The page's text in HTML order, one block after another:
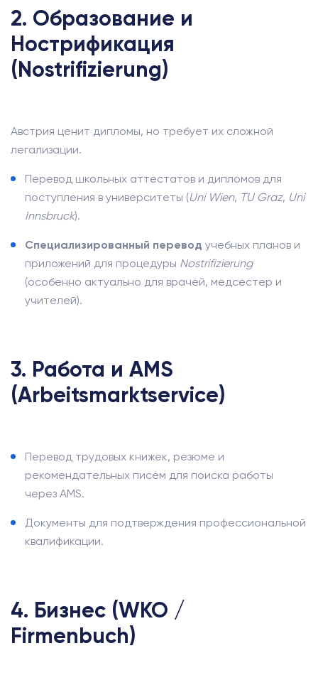
2. Образование и
Нострификация
(Nostrifizierung)
Австрия ценит дипломы, но требует их сложной
легализации.
Перевод школьных аттестатов и дипломов для
поступления в университеты (Uni Wien, TU Graz, Uni
Innsbruck).
Специализированный перевод учебных планов и
приложений для процедуры Nostrifizierung
(особенно актуально для врачей, медсестер и
учителей).
3. Работа и AMS
(Arbeitsmarktservice)
Перевод трудовых книжек, резюме и
рекомендательных писем для поиска работы
через AMS.
Документы для подтверждения профессиональной
квалификации.
4. Бизнес (WKO /
Firmenbuch)